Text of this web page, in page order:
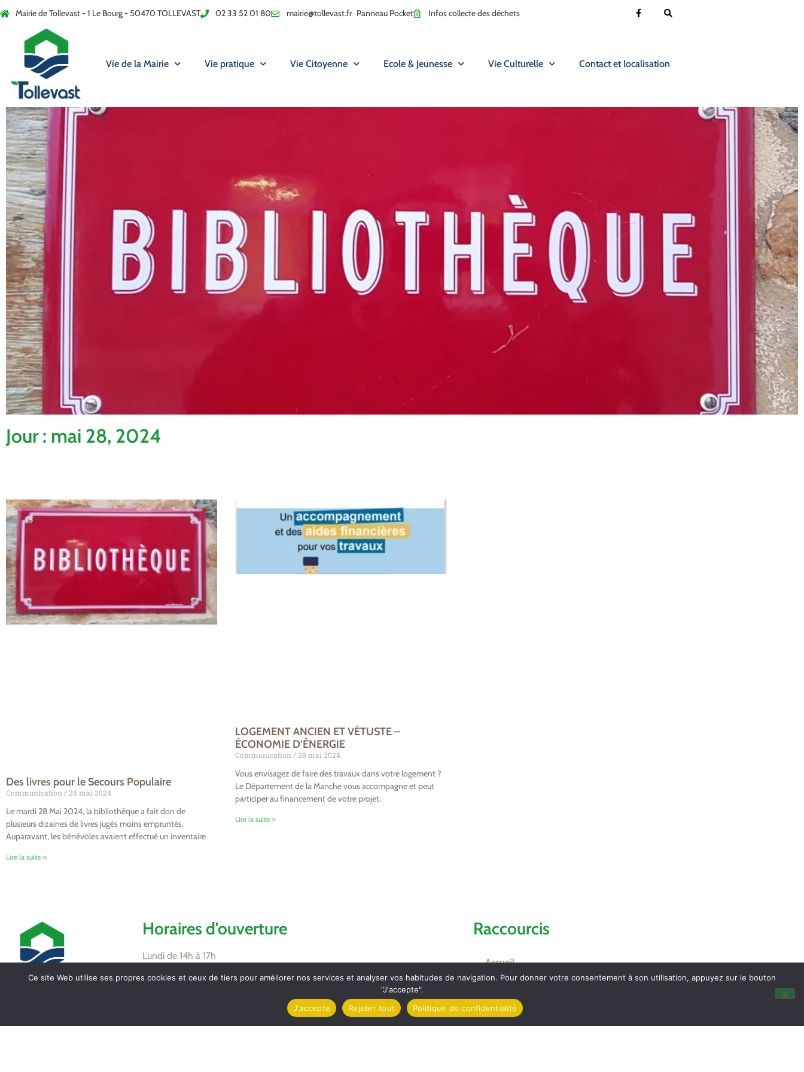
Mairie de Tollevast - 1 Le Bourg - 50470 TOLLEVAST 02 33 52 01 80 mairie@tollevast.fr Panneau Pocket Infos collecte des déchets
Vie de la Mairie Vie pratique Vie Citoyenne Ecole & Jeunesse Vie Culturelle Contact et localisation
Jour : mai 28, 2024
Des livres pour le Secours Populaire
Communication 28 mai 2024
Le mardi 28 Mai 2024, la bibliothèque a fait don de
plusieurs dizaines de livres jugés moins empruntés.
Auparavant, les bénévoles avaient effectué un inventaire
Lire la suite »
LOGEMENT ANCIEN ET VÉTUSTE –
ÉCONOMIE D’ÉNERGIE
Communication 28 mai 2024
Vous envisagez de faire des travaux dans votre logement ?
Le Département de la Manche vous accompagne et peut
participer au financement de votre projet.
Lire la suite »
1 Le Bourg – 50470
Horaires d'ouverture
Lundi de 14h à 17h
Jeudi de 8h30 à 12h
Raccourcis
Accueil
Contact et localisation
Ce site Web utilise ses propres cookies et ceux de tiers pour améliorer nos services et analyser vos habitudes de navigation. Pour donner votre consentement à son utilisation, appuyez sur le bouton
"J'accepte".
J'accepte
Rejeter tout Politique de confidentialité